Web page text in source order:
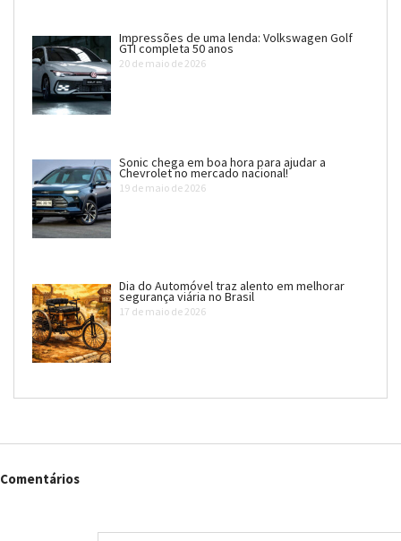
Impressões de uma lenda: Volkswagen Golf
GTI completa 50 anos
20 de maio de 2026
Sonic chega em boa hora para ajudar a
Chevrolet no mercado nacional!
19 de maio de 2026
Dia do Automóvel traz alento em melhorar
segurança viária no Brasil
17 de maio de 2026
Comentários